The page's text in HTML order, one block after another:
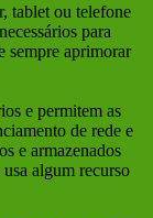
tablet ou telefone
para
sempre aprimorar
e permitem as
de rede e
e armazenados
algum recurso